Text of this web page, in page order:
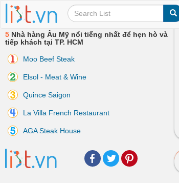
5 Nhà hàng Âu Mỹ nổi tiếng nhất để hẹn hò và
tiếp khách tại TP. HCM
Moo Beef Steak
Elsol - Meat & Wine
Quince Saigon
La Villa French Restaurant
AGA Steak House
Facebook
TwitterPinterest